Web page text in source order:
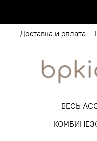
Доставка и оплата
ВЕСЬ